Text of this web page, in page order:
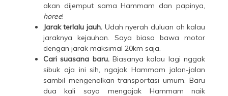
akan dijemput sama Hammam dan papinya,
horee!
Jarak terlalu jauh. Udah nyerah duluan ah kalau
jaraknya kejauhan. Saya biasa bawa motor
dengan jarak maksimal 20km saja.
Cari suasana baru.Biasanya kalau lagi nggak
sibuk aja ini sih, ngajak Hammam jalan-jalan
sambil mengenalkan transportasi umum. Baru
dua kali saya mengajak Hammam naik